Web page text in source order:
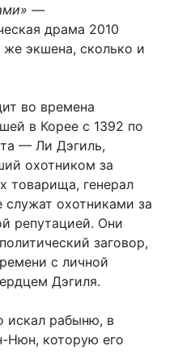
—
драма 2010
же экшена, сколько и
во времена
в Корее с 1392 по
— Ли Дэгиль,
охотником за
товарища, генерал
охотниками за
репутацией. Они
заговор,
с личной
Дэгиля.
искал рабыню, в
Нюн, которую его